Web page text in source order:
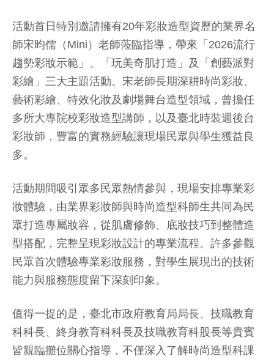
活動首日特別邀請擁有20年彩妝造型資歷的業界名
師宋昀儒（Mini）老師蒞臨指導，帶來「2026流行
趨勢彩妝示範」、「玩美奇肌打造」及「創藝派對
彩繪」三大主題活動。宋老師長期深耕時尚彩妝、
藝術彩繪、特效化妝及劇場舞台造型領域，曾擔任
多所大專院校彩妝造型講師，以及臺北時裝週後台
彩妝師，豐富的實務經驗讓現場民眾與學生獲益良
多。
活動期間吸引眾多民眾熱情參與，現場安排專業彩
妝體驗，由業界彩妝師與時尚造型科師生共同為民
眾打造專屬妝容，從肌膚修飾、底妝技巧到整體造
型搭配，完整呈現彩妝設計的專業流程。許多參觀
民眾首次體驗專業彩妝服務，對學生展現出的技術
能力與服務態度留下深刻印象。
值得一提的是，臺北市政府教育局局長、技職教育
科科長、終身教育科科長及技職教育科股長等貴賓
皆親臨攤位關心指導，不僅深入了解時尚造型科課